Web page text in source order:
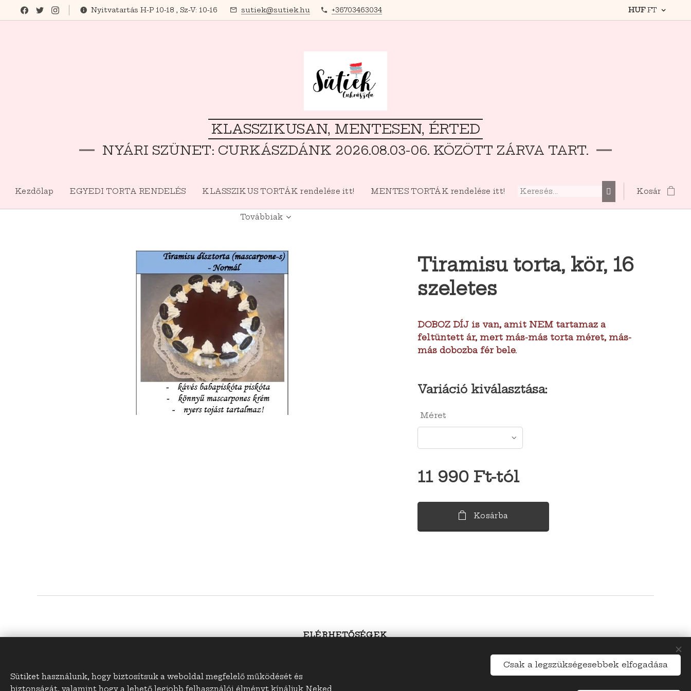
Nyitvatartás H-P 10-18 , Sz-V: 10-16 sutiek@sutiek.hu +36703463034 HUFFT
KLASSZIKUSAN, MENTESEN, ÉRTED
NYÁRI SZÜNET: CURKÁSZDÁNK 2026.08.03-06. KÖZÖTT ZÁRVA TART.
Kezdőlap EGYEDI TORTA RENDELÉS KLASSZIKUS TORTÁK rendelése itt! MENTES TORTÁK rendelése itt!
Továbbiak
Kosár
Tiramisu torta, kör, 16
szeletes
DOBOZ DÍJ is van, amit NEM tartamaz a
feltüntett ár, mert más-más torta méret, más-
más dobozba fér bele.
Variáció kiválasztása:
Méret
11 990 Ft-tól
Kosárba
ELÉRHETŐSÉGEK
Sütiket használunk, hogy biztosítsuk a weboldal megfelelő működését és
biztonságát, valamint hogy a lehető legjobb felhasználói élményt kínáljuk Neked.
Csak a legszükségesebbek elfogadása